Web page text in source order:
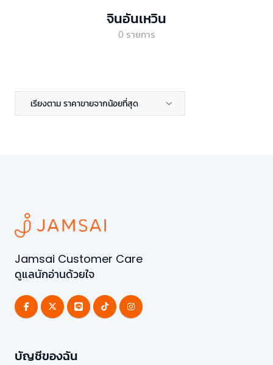
จินอันเหวิน
0 รายการ
เรียงตาม ราคาขายจากน้อยที่สุด
Jamsai Customer Care
ดูแลนักอ่านด้วยใจ
บัญชีของฉัน